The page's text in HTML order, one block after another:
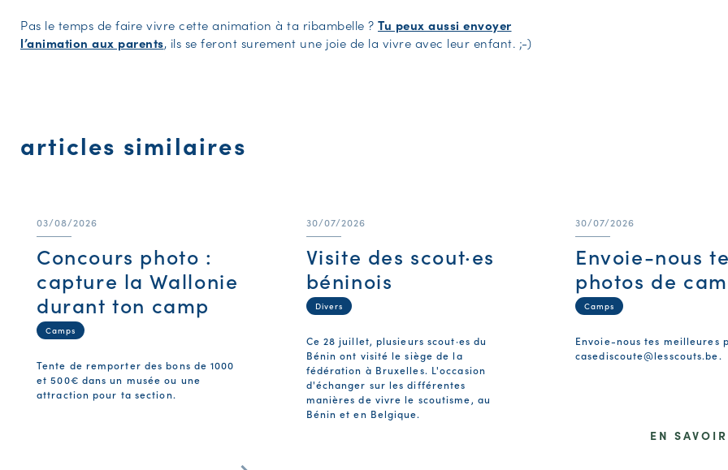
Pas le temps de faire vivre cette animation à ta ribambelle ? Tu peux aussi envoyer
l’animation aux parents, ils se feront surement une joie de la vivre avec leur enfant. ;-)
articles similaires
03/08/2026
Concours photo :
capture la Wallonie
durant ton camp
Camps
Tente de remporter des bons de 1000
et 500€ dans un musée ou une
attraction pour ta section.
30/07/2026
Visite des scout·es
béninois
Divers
Ce 28 juillet, plusieurs scout·es du
Bénin ont visité le siège de la
fédération à Bruxelles. L'occasion
d'échanger sur les différentes
manières de vivre le scoutisme, au
Bénin et en Belgique.
30/07/2026
Envoie-nous
photos de
Camps
Envoie-nous tes meilleures
casediscoute@lesscouts.be.
EN